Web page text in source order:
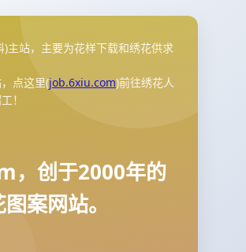
)主站，主要为花样下载和绣花供求
点这里(job.6xiu.com)前往绣花人
！
，创于2000年的
案网站。